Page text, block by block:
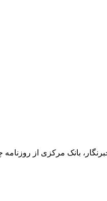
بانک مرکزی از